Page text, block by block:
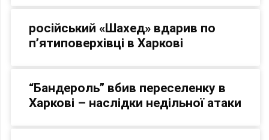
російський «Шахед» вдарив по
п’ятиповерхівці в Харкові
“Бандероль” вбив переселенку в
Харкові – наслідки недільної атаки